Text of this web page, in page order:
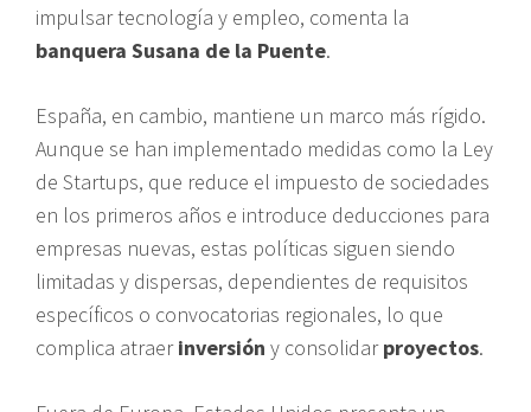
impulsar tecnología y empleo, comenta la
banquera Susana de la Puente.
España, en cambio, mantiene un marco más rígido.
Aunque se han implementado medidas como la Ley
de Startups, que reduce el impuesto de sociedades
en los primeros años e introduce deducciones para
empresas nuevas, estas políticas siguen siendo
limitadas y dispersas, dependientes de requisitos
específicos o convocatorias regionales, lo que
complica atraerinversión y consolidarproyectos.